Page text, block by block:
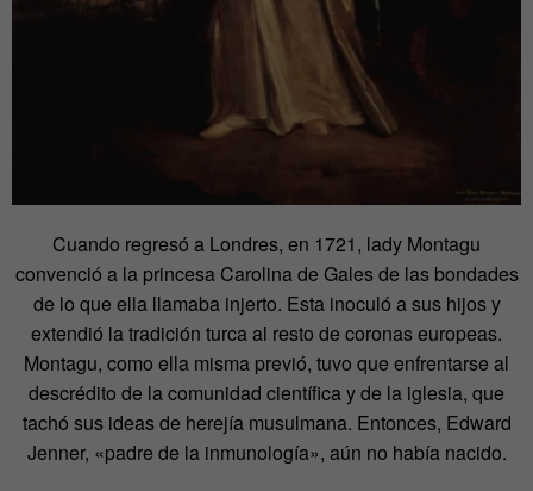
Cuando regresó a Londres, en 1721, lady Montagu
convenció a la princesa Carolina de Gales de las bondades
de lo que ella llamaba injerto. Esta inoculó a sus hijos y
extendió la tradición turca al resto de coronas europeas.
Montagu, como ella misma previó, tuvo que enfrentarse al
descrédito de la comunidad científica y de la iglesia, que
tachó sus ideas de herejía musulmana. Entonces, Edward
Jenner, «padre de la inmunología», aún no había nacido.